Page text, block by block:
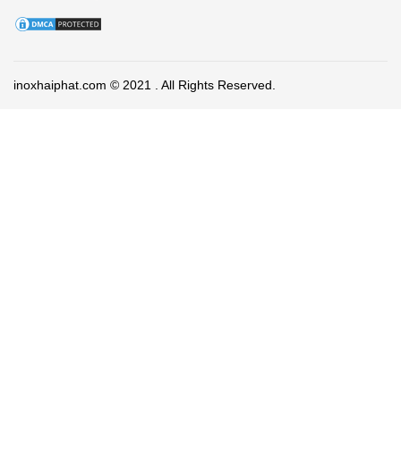
inoxhaiphat.com © 2021 . All Rights Reserved.